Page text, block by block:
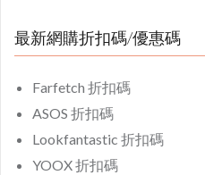
最新網購折扣碼/優惠碼
Farfetch 折扣碼
ASOS 折扣碼
Lookfantastic 折扣碼
YOOX 折扣碼